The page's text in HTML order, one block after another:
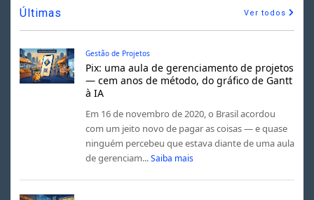
Últimas Ver todos
Gestão de Projetos
Pix: uma aula de gerenciamento de projetos
— cem anos de método, do gráfico de Gantt
à IA
Em 16 de novembro de 2020, o Brasil acordou
com um jeito novo de pagar as coisas — e quase
ninguém percebeu que estava diante de uma aula
de gerenciam... Saiba mais